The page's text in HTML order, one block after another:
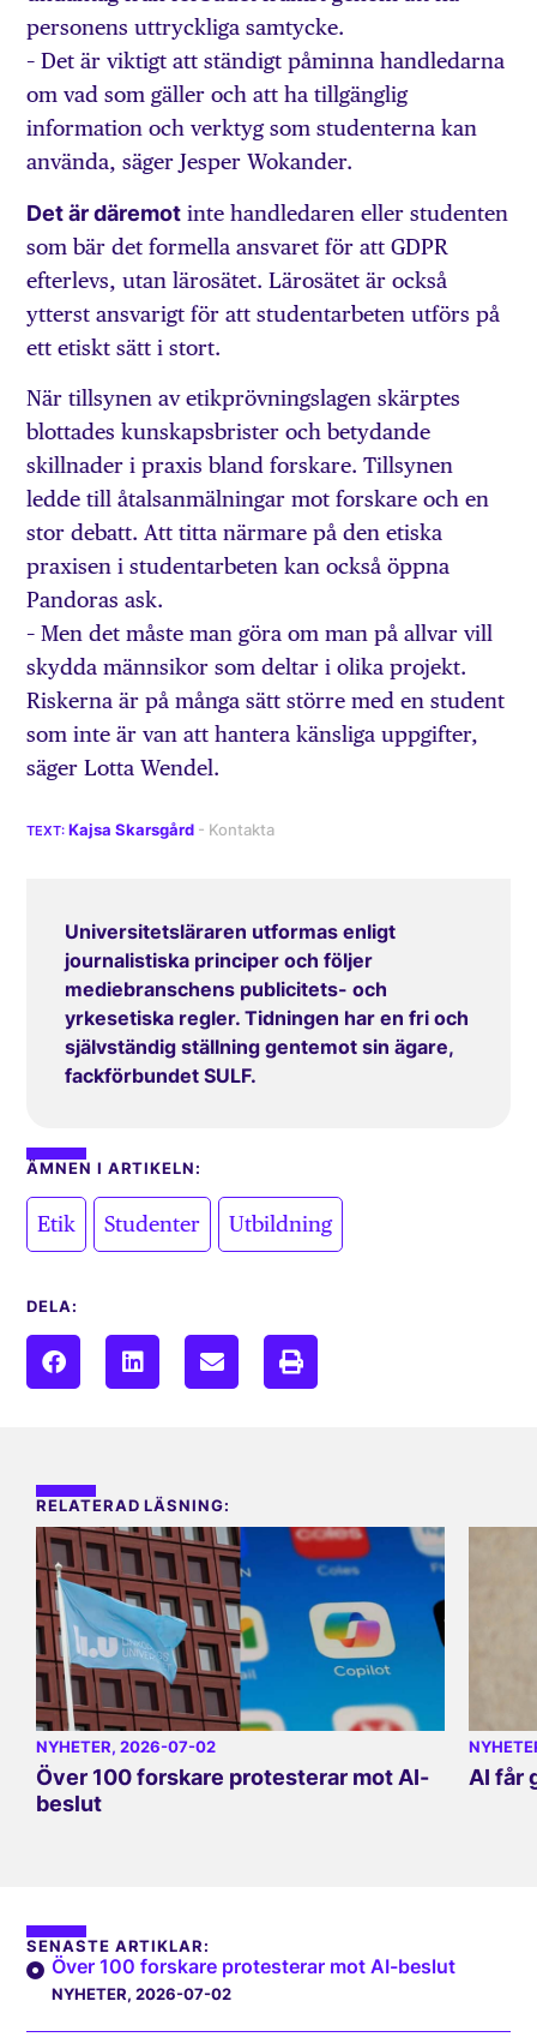
personens uttryckliga samtycke.
– Det är viktigt att ständigt påminna handledarna
om vad som gäller och att ha tillgänglig
information och verktyg som studenterna kan
använda, säger Jesper Wokander.
Det är däremot inte handledaren eller studenten
som bär det formella ansvaret för att GDPR
efterlevs, utan lärosätet. Lärosätet är också
ytterst ansvarigt för att studentarbeten utförs på
ett etiskt sätt i stort.
När tillsynen av etikprövningslagen skärptes
blottades kunskapsbrister och betydande
skillnader i praxis bland forskare. Tillsynen
ledde till åtalsanmälningar mot forskare och en
stor debatt. Att titta närmare på den etiska
praxisen i studentarbeten kan också öppna
Pandoras ask.
– Men det måste man göra om man på allvar vill
skydda männsikor som deltar i olika projekt.
Riskerna är på många sätt större med en student
som inte är van att hantera känsliga uppgifter,
säger Lotta Wendel.
Kajsa Skarsgård
Universitetsläraren utformas enligt
journalistiska principer och följer
mediebranschens publicitets- och
yrkesetiska regler. Tidningen har en fri och
självständig ställning gentemot sin ägare,
fackförbundet SULF.
ÄMNEN I ARTIKELN:
Etik Studenter Utbildning
DELA:
RELATERAD LÄSNING:
NYHETER, 2026-07-02
Över 100 forskare protesterar mot AI-
beslut
AI får
SENASTE ARTIKLAR:
Över 100 forskare protesterar mot AI-beslut
NYHETER, 2026-07-02